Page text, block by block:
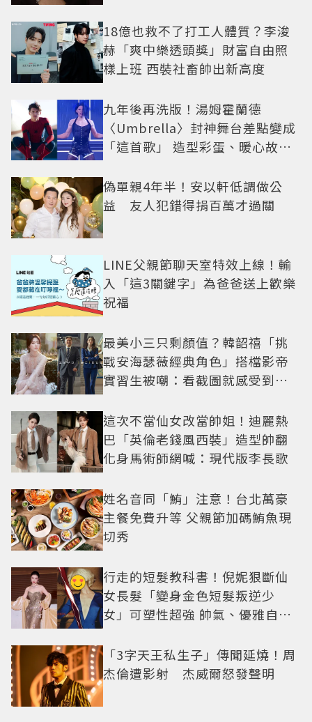
18億也救不了打工人體質？李浚
赫「爽中樂透頭獎」財富自由照
樣上班 西裝社畜帥出新高度
九年後再洗版！湯姆霍蘭德
〈Umbrella〉封神舞台差點變成
「這首歌」 造型彩蛋、暖心故事
偽單親4年半！安以軒低調做公
益 友人犯錯得捐百萬才過關
LINE父親節聊天室特效上線！輸
入「這3關鍵字」為爸爸送上歡樂
祝福
最美小三只剩顏值？韓韶禧「挑
戰安海瑟薇經典角色」搭檔影帝
實習生被嘲：看截圖就感受到演
這次不當仙女改當帥姐！迪麗熱
巴「英倫老錢風西裝」造型帥翻
化身馬術師網喊：現代版李長歌
姓名音同「鮪」注意！台北萬豪
主餐免費升等 父親節加碼鮪魚現
切秀
行走的短髮教科書！倪妮狠斷仙
女長髮「變身金色短髮叛逆少
女」可塑性超強 帥氣、優雅自由
「3字天王私生子」傳聞延燒！周
杰倫遭影射 杰威爾怒發聲明